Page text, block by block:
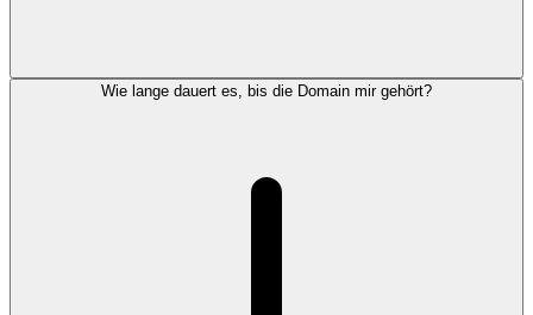
Wie lange dauert es, bis die Domain mir gehört?